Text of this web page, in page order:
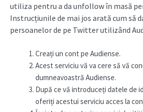
utiliza pentru a da unfollow în masă
Instrucțiunile de mai jos arată cum să
persoanelor de pe Twitter utilizând
Creați un cont pe Audiense.
Acest serviciu vă va cere să vă
dumneavoastră Audiense.
După ce vă introduceți datele de
oferiți acestui serviciu acces la